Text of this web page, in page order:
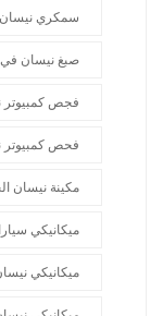
سمكري نيسان
صبغ نيسان في
فجص كمبيوتر
فحص كمبيوتر
مكينة نيسان
ميكانيكي
ميكانيكي